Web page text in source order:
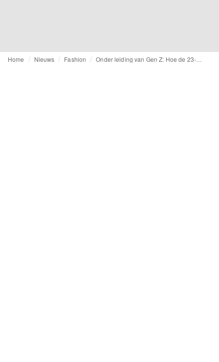
Home Nieuws Fashion Onder leiding van Gen Z: Hoe de 23-jarige Alexei Hamblin Slazenger herpositioneert voor een nieuw tijdperk